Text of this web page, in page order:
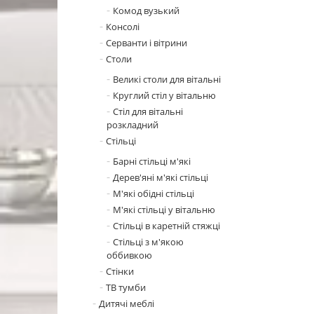
Комод вузький
Консолі
Серванти і вітрини
Столи
Великі столи для вітальні
Круглий стіл у вітальню
Стіл для вітальні
розкладний
Стільці
Барні стільці м'які
Дерев'яні м'які стільці
М'які обідні стільці
М'які стільці у вітальню
Стільці в каретній стяжці
Стільці з м'якою
оббивкою
Стінки
ТВ тумби
Дитячі меблі